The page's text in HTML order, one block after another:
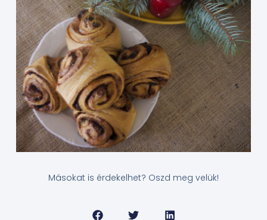
Másokat is érdekelhet? Oszd meg velük!